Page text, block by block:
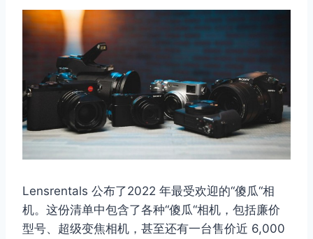
Lensrentals 公布了2022 年最受欢迎的“傻瓜“相
机。这份清单中包含了各种“傻瓜“相机，包括廉价
型号、超级变焦相机，甚至还有一台售价近 6,000